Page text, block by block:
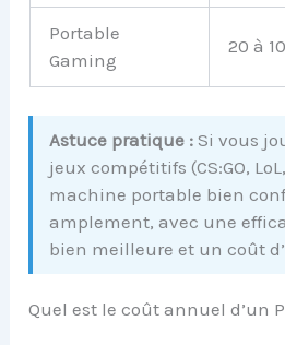
Portable
Gaming
20 à
Astuce pratique : Si vous
jeux compétitifs (CS:GO,
machine portable bien
amplement, avec une
bien meilleure et un coût
Quel est le coût annuel d’un